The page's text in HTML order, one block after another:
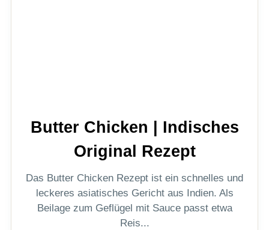
Butter Chicken | Indisches
Original Rezept
Das Butter Chicken Rezept ist ein schnelles und
leckeres asiatisches Gericht aus Indien. Als
Beilage zum Geflügel mit Sauce passt etwa
Reis...